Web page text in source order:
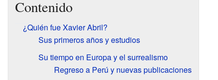
Contenido
¿Quién fue Xavier Abril?
Sus primeros años y estudios
Su tiempo en Europa y el surrealismo
Regreso a Perú y nuevas publicaciones